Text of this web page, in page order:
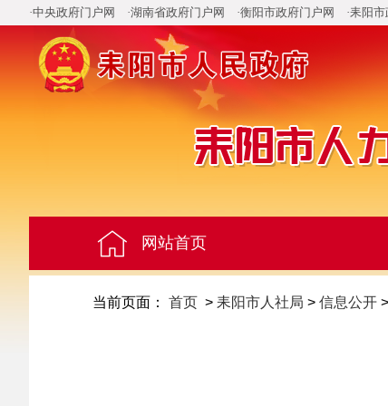
·中央政府门户网 ·湖南省政府门户网 ·衡阳市政府门户网 ·耒阳
网站首页
当前页面： 首页 > 耒阳市人社局 > 信息公开 >